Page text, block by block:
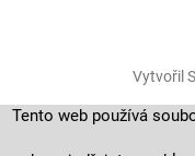
Tento web používá
Vytvořil